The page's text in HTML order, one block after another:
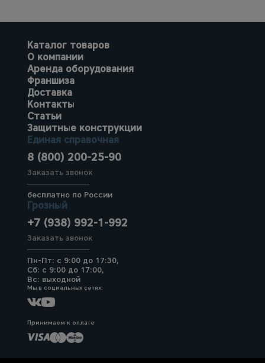
Каталог товаров
О компании
Аренда оборудования
Франшиза
Доставка
Контакты
Статьи
Защитные конструкции
Единая справочная
8 (800) 200-25-90
Заказать звонок
бесплатно по России
Грозный
+7 (938) 992-1-992
Заказать звонок
Пн-Пт: с 9:00 до 17:30,
Сб: с 9:00 до 17:00,
Вс: выходной
Мы в социальных сетях:
Принимаем к оплате